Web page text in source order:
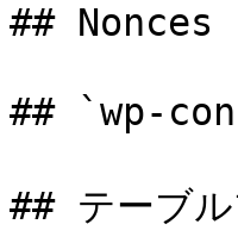
## Nonces
## `wp-
## テーブル